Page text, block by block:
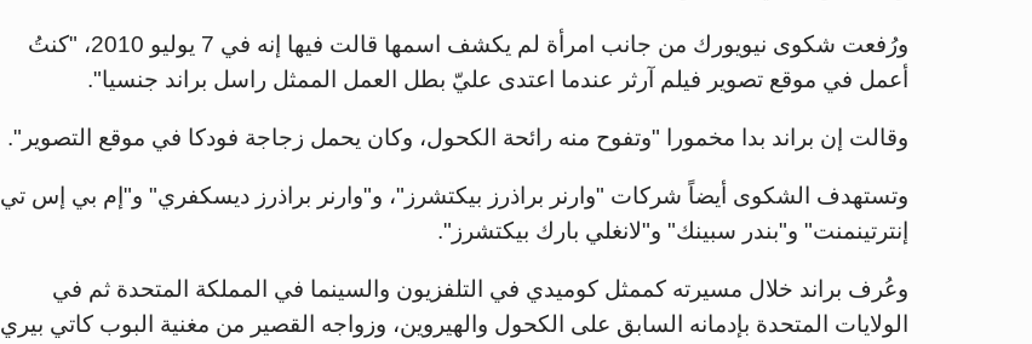
ورُفعت شكوى نيويورك من جانب امرأة لم يكشف اسمها قالت فيها إنه في 7 يوليو 2010، "كنتُ
أعمل في موقع تصوير فيلم آرثر عندما اعتدى عليّ بطل العمل الممثل راسل براند جنسيا".
وقالت إن براند بدا مخمورا "وتفوح منه رائحة الكحول، وكان يحمل زجاجة فودكا في موقع التصوير".
وتستهدف الشكوى أيضاً شركات "وارنر براذرز بيكتشرز"، و"وارنر براذرز ديسكفري" و"إم بي إس تي
إنترتينمنت" و"بندر سبينك" و"لانغلي بارك بيكتشرز".
وعُرف براند خلال مسيرته كممثل كوميدي في التلفزيون والسينما في المملكة المتحدة ثم في
الولايات المتحدة بإدمانه السابق على الكحول والهيروين، وزواجه القصير من مغنية البوب كاتي بيري